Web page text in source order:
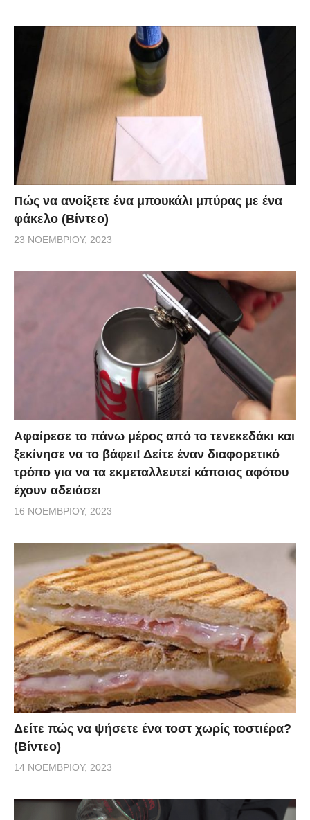
Πώς να ανοίξετε ένα μπουκάλι μπύρας με ένα
φάκελο (Βίντεο)
23 ΝΟΕΜΒΡΊΟΥ, 2023
Αφαίρεσε το πάνω μέρος από το τενεκεδάκι και
ξεκίνησε να το βάφει! Δείτε έναν διαφορετικό
τρόπο για να τα εκμεταλλευτεί κάποιος αφότου
έχουν αδειάσει
16 ΝΟΕΜΒΡΊΟΥ, 2023
Δείτε πώς να ψήσετε ένα τοστ χωρίς τοστιέρα?
(Βίντεο)
14 ΝΟΕΜΒΡΊΟΥ, 2023